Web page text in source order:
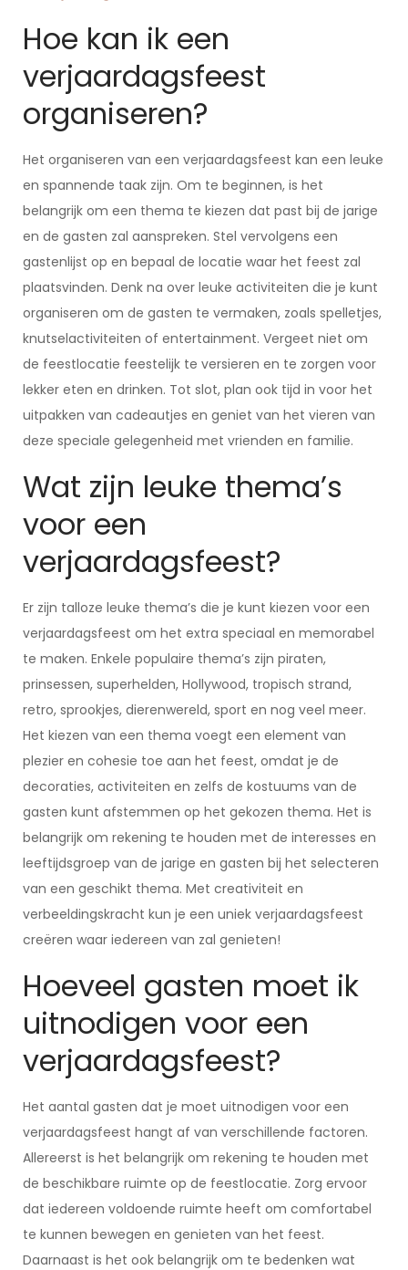
Hoe kan ik een
verjaardagsfeest
organiseren?
Het organiseren van een verjaardagsfeest kan een leuke
en spannende taak zijn. Om te beginnen, is het
belangrijk om een thema te kiezen dat past bij de jarige
en de gasten zal aanspreken. Stel vervolgens een
gastenlijst op en bepaal de locatie waar het feest zal
plaatsvinden. Denk na over leuke activiteiten die je kunt
organiseren om de gasten te vermaken, zoals spelletjes,
knutselactiviteiten of entertainment. Vergeet niet om
de feestlocatie feestelijk te versieren en te zorgen voor
lekker eten en drinken. Tot slot, plan ook tijd in voor het
uitpakken van cadeautjes en geniet van het vieren van
deze speciale gelegenheid met vrienden en familie.
Wat zijn leuke thema’s
voor een
verjaardagsfeest?
Er zijn talloze leuke thema’s die je kunt kiezen voor een
verjaardagsfeest om het extra speciaal en memorabel
te maken. Enkele populaire thema’s zijn piraten,
prinsessen, superhelden, Hollywood, tropisch strand,
retro, sprookjes, dierenwereld, sport en nog veel meer.
Het kiezen van een thema voegt een element van
plezier en cohesie toe aan het feest, omdat je de
decoraties, activiteiten en zelfs de kostuums van de
gasten kunt afstemmen op het gekozen thema. Het is
belangrijk om rekening te houden met de interesses en
leeftijdsgroep van de jarige en gasten bij het selecteren
van een geschikt thema. Met creativiteit en
verbeeldingskracht kun je een uniek verjaardagsfeest
creëren waar iedereen van zal genieten!
Hoeveel gasten moet ik
uitnodigen voor een
verjaardagsfeest?
Het aantal gasten dat je moet uitnodigen voor een
verjaardagsfeest hangt af van verschillende factoren.
Allereerst is het belangrijk om rekening te houden met
de beschikbare ruimte op de feestlocatie. Zorg ervoor
dat iedereen voldoende ruimte heeft om comfortabel
te kunnen bewegen en genieten van het feest.
Daarnaast is het ook belangrijk om te bedenken wat